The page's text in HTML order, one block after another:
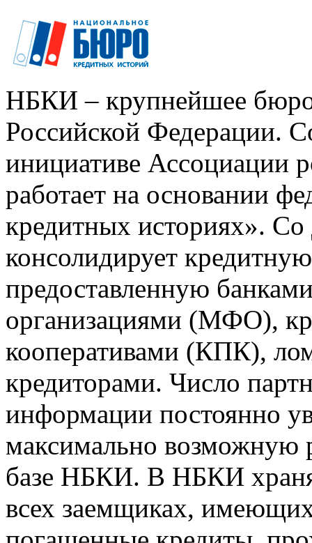
НБКИ – крупнейшее
Российской Федерации.
инициативе Ассоциации
работает на основании
кредитных историях».
консолидирует
предоставленную
организациями (МФО),
кооперативами (КПК),
кредиторами. Число
информации постоянно
максимально возможную
базе НБКИ. В НБКИ
всех заемщиках,